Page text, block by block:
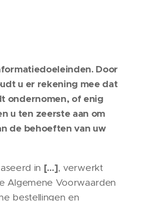
Door
u er rekening mee dat
ondernomen, of enig
u ten zeerste aan om
de behoeften van uw
in […], verwerkt
Algemene Voorwaarden
bestellingen en